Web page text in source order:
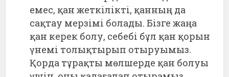
емес, қан жеткілікті, қанның да
сақтау мерзімі болады. Бізге жаңа
қан керек болу, себебі бұл қан қорын
үнемі толықтырып отыруымыз.
Қорда тұрақты мөлшерде қан болуы